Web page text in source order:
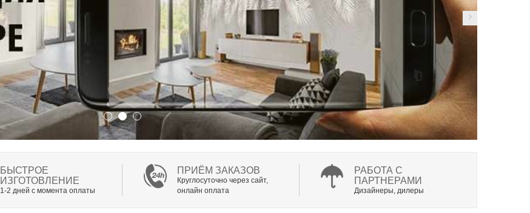
БЫСТРОЕ
ИЗГОТОВЛЕНИЕ
1-2 дней с момента оплаты
ПРИЁМ ЗАКАЗОВ
Круглосуточно через сайт,
онлайн оплата
РАБОТА С
ПАРТНЕРАМИ
Дизайнеры, дилеры